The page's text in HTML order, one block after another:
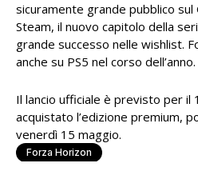
sicuramente grande pubblico sul
Steam, il nuovo capitolo della
grande successo nelle wishlist.
anche su PS5 nel corso dell’anno.
Il lancio ufficiale è previsto per il
acquistato l’edizione premium,
venerdì 15 maggio.
Forza Horizon